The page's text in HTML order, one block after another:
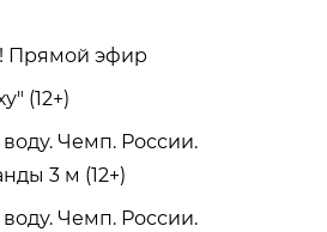
Прямой эфир
(12+)
Чемп. России.
3 м (12+)
Чемп. России.